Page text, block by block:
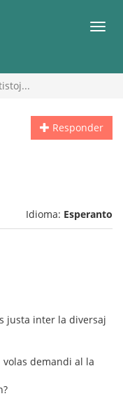
Responder
Idioma: Esperanto
justa inter la diversaj
demandi al la